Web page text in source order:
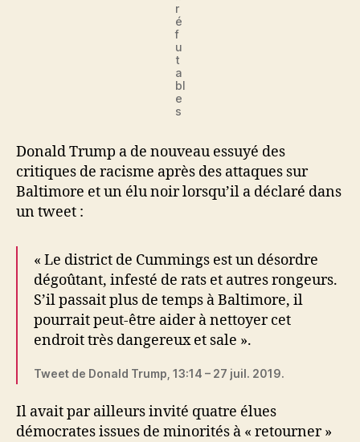
r
é
f
u
t
a
bl
e
s
Donald Trump a de nouveau essuyé des
critiques de racisme après des attaques sur
Baltimore et un élu noir lorsqu’il a déclaré dans
un tweet :
« Le district de Cummings est un désordre
dégoûtant, infesté de rats et autres rongeurs.
S’il passait plus de temps à Baltimore, il
pourrait peut-être aider à nettoyer cet
endroit très dangereux et sale ».
Tweet de Donald Trump, 13:14 – 27 juil. 2019.
Il avait par ailleurs invité quatre élues
démocrates issues de minorités à « retourner »